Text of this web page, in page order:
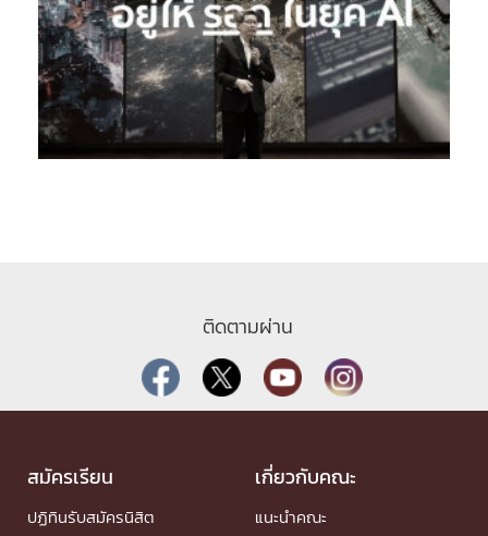
ติดตามผ่าน
สมัครเรียน
ปฏิทินรับสมัครนิสิต
เกี่ยวกับคณะ
แนะนำคณะ